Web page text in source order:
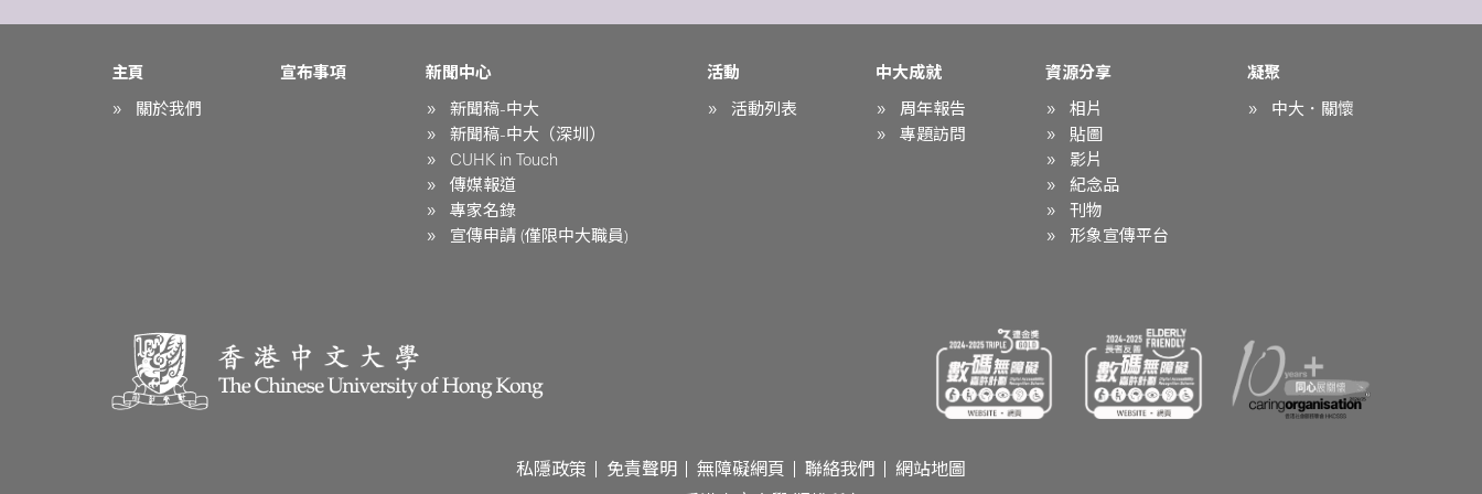
主頁
關於我們
宣布事項
新聞中心
新聞稿-中大
新聞稿-中大（深圳）
CUHK in Touch
傳媒報道
專家名錄
宣傳申請 (僅限中大職員)
活動
活動列表
中大成就
周年報告
專題訪問
資源分享
相片
貼圖
影片
紀念品
刊物
形象宣傳平台
凝聚
中大．關懷
私隱政策 免責聲明 無障礙網頁 聯絡我們
網站地圖